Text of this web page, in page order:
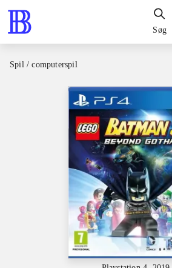
Søg
Spil / computerspil